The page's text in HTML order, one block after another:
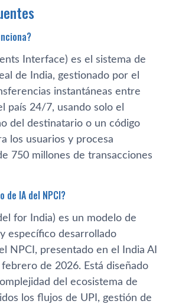
Interface) es el sistema de
de India, gestionado por el
instantáneas entre
país 24/7, usando solo el
del destinatario o un código
los usuarios y procesa
750 millones de transacciones
de IA del NPCI?
for India) es un modelo de
específico desarrollado
NPCI, presentado en el India AI
de 2026. Está diseñado
del ecosistema de
los flujos de UPI, gestión de